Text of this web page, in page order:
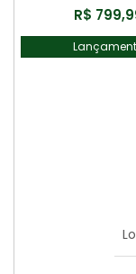
R$